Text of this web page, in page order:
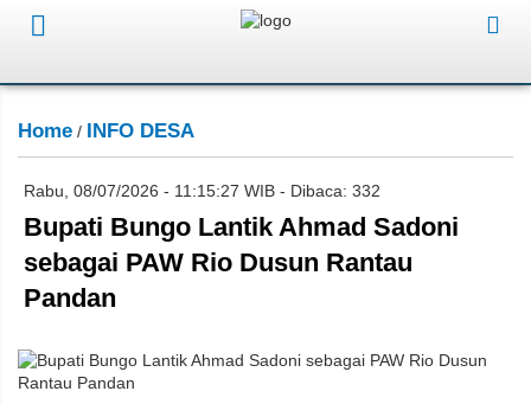
Home / INFO DESA
Rabu, 08/07/2026 - 11:15:27 WIB - Dibaca: 332
Bupati Bungo Lantik Ahmad Sadoni
sebagai PAW Rio Dusun Rantau
Pandan